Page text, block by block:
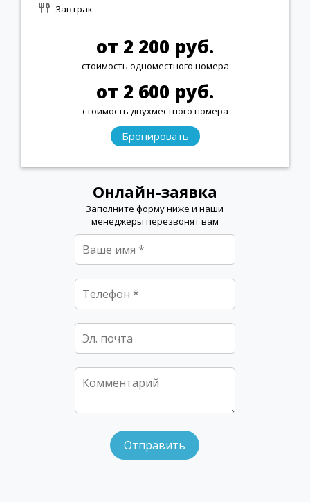
Завтрак
от 2 200 руб.
стоимость одноместного номера
от 2 600 руб.
стоимость двухместного номера
Бронировать
Онлайн-заявка
Заполните форму ниже и наши
менеджеры перезвонят вам